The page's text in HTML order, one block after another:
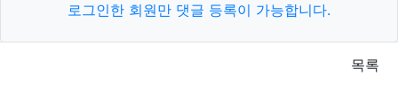
로그인한 회원만 댓글 등록이 가능합니다.
목록